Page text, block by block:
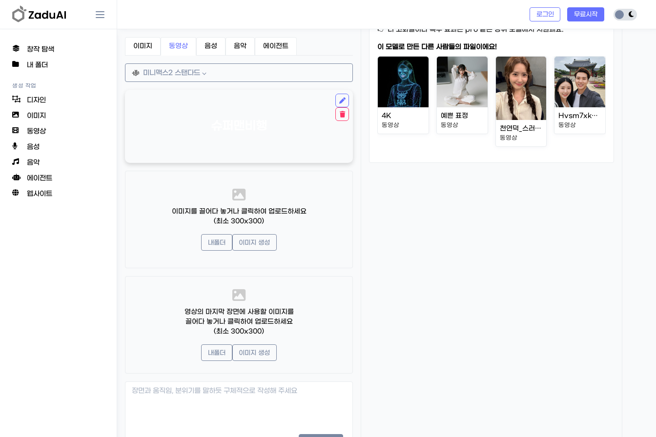
창작 탐색
내 폴더
생성 작업
디자인
이미지
동영상
음성
음악
에이전트
웹사이트
로그인 무료시작
이미지 동영상 음성 음악 에이전트
미니맥스2 스탠다드
이미지를 끌어다 놓거나 클릭하여 업로드하세요
(최소 300x300)
내폴더 이미지 생성
영상의 마지막 장면에 사용할 이미지를
끌어다 놓거나 클릭하여 업로드하세요
(최소 300x300)
내폴더 이미지 생성
에 적합한 모델이에요.
👉 더 고화질이나 특수 효과는 pro 같은 상위 모델에서 지원돼요.
이 모델로 만든 다른 사람들의 파일이에요!
4K
동영상
예쁜 표정
동영상 천연덕_스러운_표정
동영상
Hvsm7xkLWuagZ5lO825ti_output.mp4
동영상